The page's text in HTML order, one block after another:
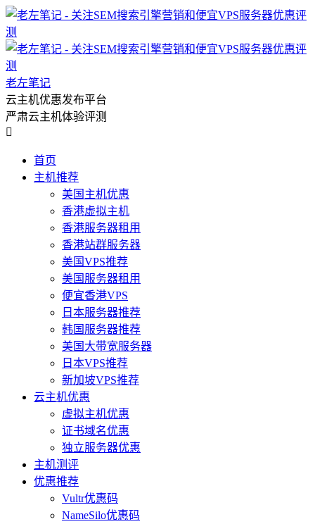
老左笔记
云主机优惠发布平台
严肃云主机体验评测

首页
主机推荐
美国主机优惠
香港虚拟主机
香港服务器租用
香港站群服务器
美国VPS推荐
美国服务器租用
便宜香港VPS
日本服务器推荐
韩国服务器推荐
美国大带宽服务器
日本VPS推荐
新加坡VPS推荐
云主机优惠
虚拟主机优惠
证书域名优惠
独立服务器优惠
主机测评
优惠推荐
Vultr优惠码
NameSilo优惠码